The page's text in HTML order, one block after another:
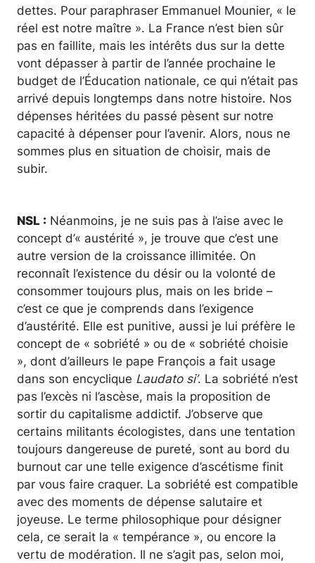
dettes. Pour paraphraser Emmanuel Mounier, « le
réel est notre maître ». La France n’est bien sûr
pas en faillite, mais les intérêts dus sur la dette
vont dépasser à partir de l’année prochaine le
budget de l’Éducation nationale, ce qui n’était pas
arrivé depuis longtemps dans notre histoire. Nos
dépenses héritées du passé pèsent sur notre
capacité à dépenser pour l’avenir. Alors, nous ne
sommes plus en situation de choisir, mais de
subir.
NSL : Néanmoins, je ne suis pas à l’aise avec le
concept d’« austérité », je trouve que c’est une
autre version de la croissance illimitée. On
reconnaît l’existence du désir ou la volonté de
consommer toujours plus, mais on les bride –
c’est ce que je comprends dans l’exigence
d’austérité. Elle est punitive, aussi je lui préfère le
concept de « sobriété » ou de « sobriété choisie
», dont d’ailleurs le pape François a fait usage
dans son encyclique Laudato si’. La sobriété n’est
pas l’excès ni l’ascèse, mais la proposition de
sortir du capitalisme addictif. J’observe que
certains militants écologistes, dans une tentation
toujours dangereuse de pureté, sont au bord du
burnout car une telle exigence d’ascétisme finit
par vous faire craquer. La sobriété est compatible
avec des moments de dépense salutaire et
joyeuse. Le terme philosophique pour désigner
cela, ce serait la « tempérance », ou encore la
vertu de modération. Il ne s’agit pas, selon moi,